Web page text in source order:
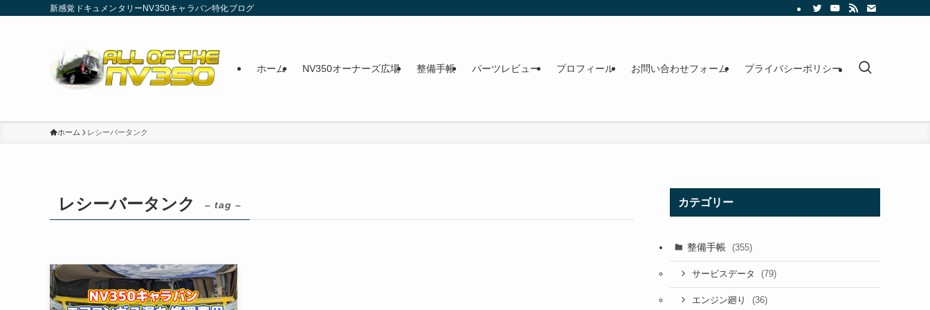
新感覚ドキュメンタリーNV350キャラバン特化ブログ
ホーム NV350オーナーズ広場 整備手帳 パーツレビュー プロフィール お問い合わせフォーム プライバシーポリシー
ホーム レシーバータンク
レシーバータンク – tag – カテゴリー
整備手帳 (355)
サービスデータ (79)
エンジン廻り (36)